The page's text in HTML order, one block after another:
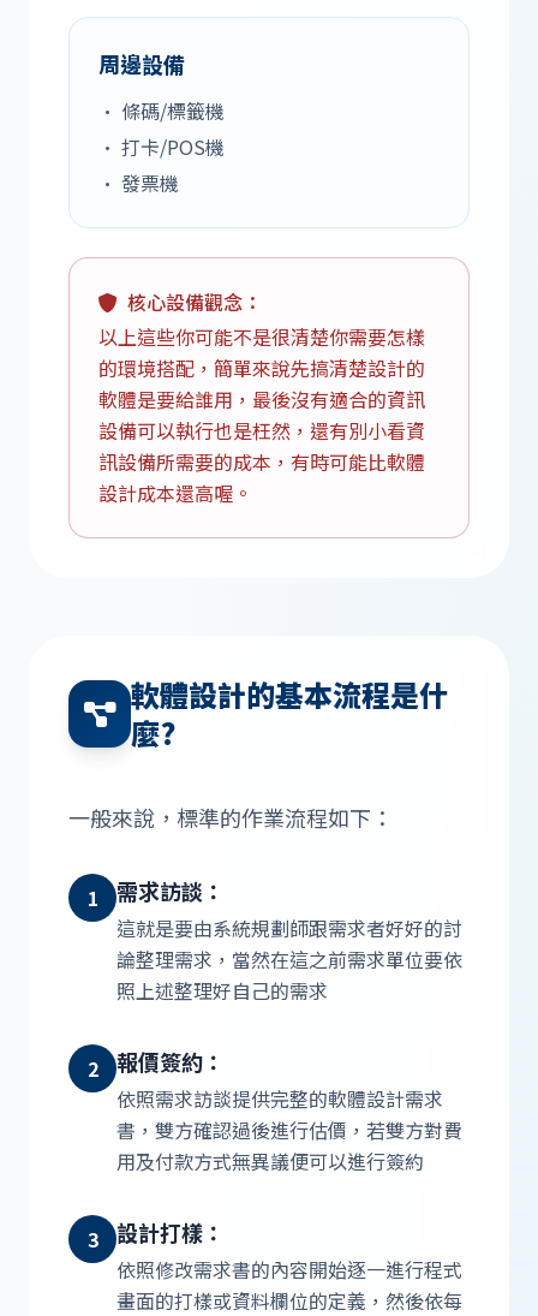
周邊設備
• 條碼/標籤機
• 打卡/POS機
• 發票機
核心設備觀念：
以上這些你可能不是很清楚你需要怎樣
的環境搭配，簡單來說先搞清楚設計的
軟體是要給誰用，最後沒有適合的資訊
設備可以執行也是枉然，還有別小看資
訊設備所需要的成本，有時可能比軟體
設計成本還高喔。
軟體設計的基本流程是什
麼?
一般來說，標準的作業流程如下：
1 需求訪談：
這就是要由系統規劃師跟需求者好好的討
論整理需求，當然在這之前需求單位要依
照上述整理好自己的需求
2 報價簽約：
依照需求訪談提供完整的軟體設計需求
書，雙方確認過後進行估價，若雙方對費
用及付款方式無異議便可以進行簽約
3 設計打樣：
依照修改需求書的內容開始逐一進行程式
畫面的打樣或資料欄位的定義，然後依每